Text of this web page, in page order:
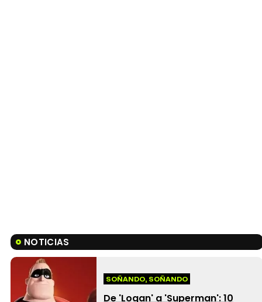
NOTICIAS
SOÑANDO, SOÑANDO
De 'Logan' a 'Superman': 10